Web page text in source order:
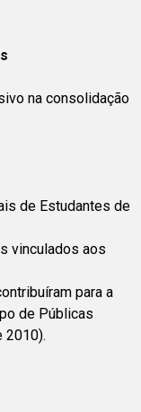
na consolidação
de Estudantes de
vinculados aos
para a
de Públicas
2010).